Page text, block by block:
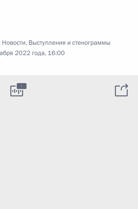
Новости, Выступления и стенограммы
2022 года, 16:00
: